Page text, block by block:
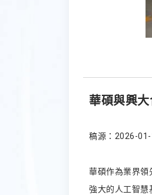
華碩與興
稿源：2026-
華碩作為業界領
強大的人工智慧